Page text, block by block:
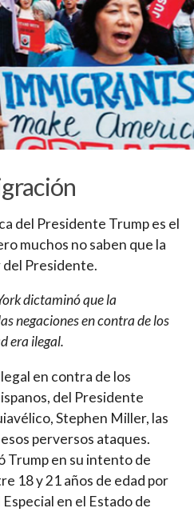
del Presidente Trump es el
muchos no saben que la
Presidente.
dictaminó que la
negaciones en contra de los
era ilegal.
en contra de los
del Presidente
Stephen Miller, las
perversos ataques.
Trump en su intento de
18 y 21 años de edad por
en el Estado de